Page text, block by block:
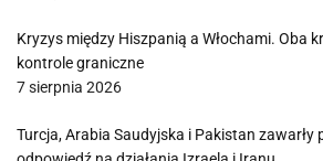
Kryzys między Hiszpanią a Włochami. Oba
kontrole graniczne
7 sierpnia 2026
Turcja, Arabia Saudyjska i Pakistan zawarły